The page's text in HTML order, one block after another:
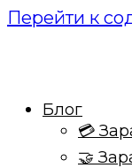
Перейти к
Блог
💳
🤝